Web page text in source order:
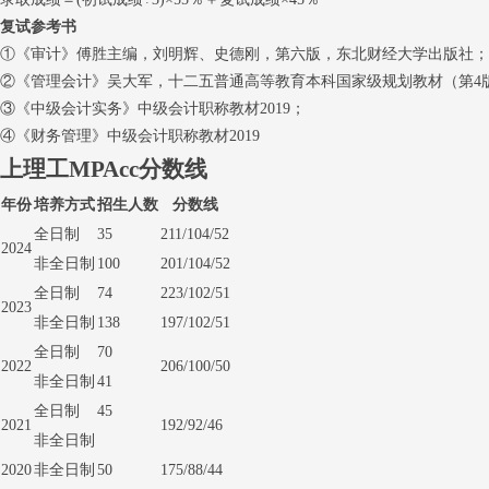
复试参考书
①《审计》傅胜主编，刘明辉、史德刚，第六版，东北财经大学出版社；
②《管理会计》吴大军，十二五普通高等教育本科国家级规划教材（第4
③《中级会计实务》中级会计职称教材2019；
④《财务管理》中级会计职称教材2019
上理工MPAcc分数线
年份培养方式招生人数 分数线
2024
全日制 35
211/104/52
非全日制 100 201/104/52
2023
全日制 74
223/102/51
非全日制 138 197/102/51
2022
全日制
70
206/100/50
非全日制 41
2021
全日制
45
192/92/46
非全日制
2020非全日制 50 175/88/44